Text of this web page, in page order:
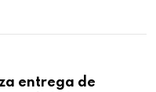
entrega de